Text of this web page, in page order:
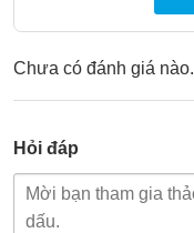
Chưa có đánh giá nào.
Hỏi đáp